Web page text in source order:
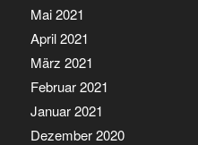
Mai 2021
April 2021
März 2021
Februar 2021
Januar 2021
Dezember 2020